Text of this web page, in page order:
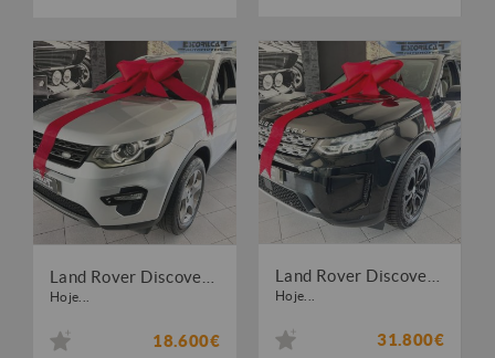
Hoje...
18.600€
Hoje...
31.800€